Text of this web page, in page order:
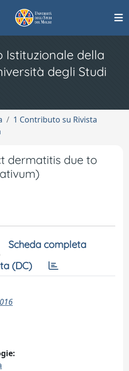
Istituzionale della
degli Studi
1 Contributo su Rivista
dermatitis due to
Scheda completa
(DC)